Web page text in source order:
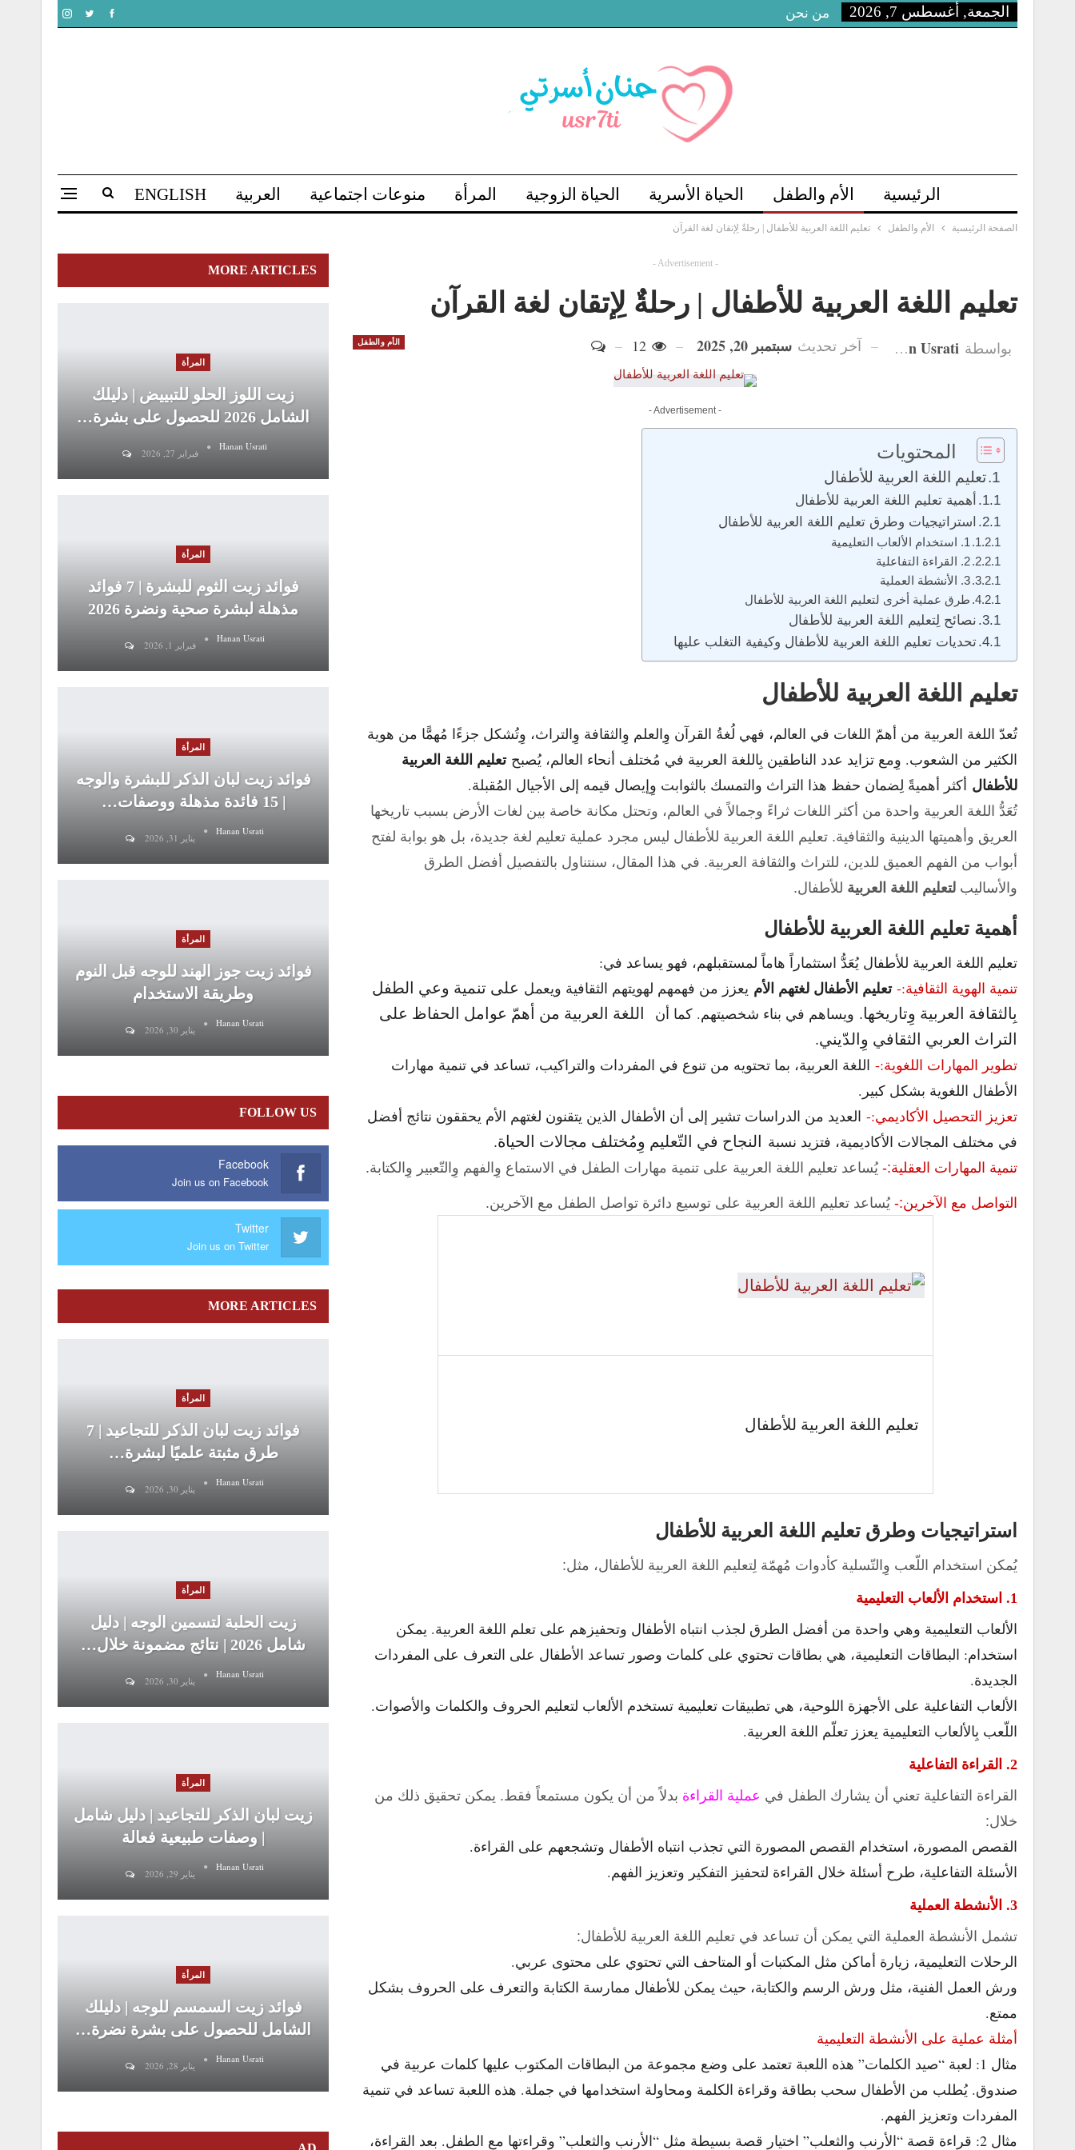
الجمعة, أغسطس 7, 2026 من نحن
الرئيسية الأم والطفل الحياة الأسرية الحياة الزوجية المرأة منوعات اجتماعية العربية ENGLISH
الصفحة الرئيسية الأم والطفل تعليم اللغة العربية للأطفال | رحلةٌ لِإتقان لغة القرآن
- Advertisement -
تعليم اللغة العربية للأطفال | رحلةٌ لِإتقان لغة القرآن
الأم والطفل بواسطة Hanan Usrati آخر تحديث سبتمبر 20, 2025
- Advertisement -
المحتويات
تعليم اللغة العربية للأطفال
أهمية تعليم اللغة العربية للأطفال
استراتيجيات وطرق تعليم اللغة العربية للأطفال
1. استخدام الألعاب التعليمية
2. القراءة التفاعلية
3. الأنشطة العملية
طرق عملية أخرى لتعليم اللغة العربية للأطفال
نصائح لِتعليم اللغة العربية للأطفال
تحديات تعليم اللغة العربية للأطفال وكيفية التغلب عليها
تعليم اللغة العربية للأطفال
تُعدّ اللغة العربية من أهمّ اللغات في العالم، فهي لُغةُ القرآن وِالعلم وِالثقافة وِالتراث، وِتُشكل جزءًا مُهمًّا من هوية
الكثير من الشعوب. وِمع تزايد عدد الناطقين بِاللغة العربية في مُختلف أنحاء العالم، يُصبحتعليم اللغة العربية
للأطفال أكثر أهميةً لِضمان حفظ هذا التراث والتمسك بالثوابت وِإيصال قيمه إلى الأجيال المُقبلة.
تُعَدُّ اللغة العربية واحدة من أكثر اللغات ثراءً وجمالاً في العالم، وتحتل مكانة خاصة بين لغات الأرض بسبب تاريخها
العريق وأهميتها الدينية والثقافية. تعليم اللغة العربية للأطفال ليس مجرد عملية تعليم لغة جديدة، بل هو بوابة لفتح
أبواب من الفهم العميق للدين، للتراث والثقافة العربية. في هذا المقال، سنتناول بالتفصيل أفضل الطرق
والأساليب لتعليم اللغة العربية للأطفال.
أهمية تعليم اللغة العربية للأطفال
تعليم اللغة العربية للأطفال يُعَدُّ استثماراً هاماً لمستقبلهم، فهو يساعد في:
تنمية الهوية الثقافية:- تعليم الأطفال لغتهم الأم يعزز من فهمهم لهويتهم الثقافية ويعمل على تنمية وعي الطفل
بِالثقافة العربية وِتاريخها. ويساهم في بناء شخصيتهم. كما أن
اللغة العربية من أهمّ عوامل الحفاظ على
التراث العربي الثقافي وِالدّيني.
تطوير المهارات اللغوية:- اللغة العربية، بما تحتويه من تنوع في المفردات والتراكيب، تساعد في تنمية مهارات
الأطفال اللغوية بشكل كبير.
تعزيز التحصيل الأكاديمي:- العديد من الدراسات تشير إلى أن الأطفال الذين يتقنون لغتهم الأم يحققون نتائج أفضل
في مختلف المجالات الأكاديمية، فتزيد نسبة النجاح في التّعليم وِمُختلف مجالات الحياة.
تنمية المهارات العقلية:- يُساعد تعليم اللغة العربية على تنمية مهارات الطفل في الاستماع وِالفهم وِالتّعبير وِالكتابة.
التواصل مع الآخرين:- يُساعد تعليم اللغة العربية على توسيع دائرة تواصل الطفل مع الآخرين.
تعليم اللغة العربية للأطفال
استراتيجيات وطرق تعليم اللغة العربية للأطفال
يُمكن استخدام اللّعب وِالتّسلية كأدوات مُهمّة لِتعليم اللغة العربية للأطفال، مثل:
1. استخدام الألعاب التعليمية
الألعاب التعليمية وهي واحدة من أفضل الطرق لجذب انتباه الأطفال وتحفيزهم على تعلم اللغة العربية. يمكن
استخدام: البطاقات التعليمية، هي بطاقات تحتوي على كلمات وصور تساعد الأطفال على التعرف على المفردات
الجديدة.
الألعاب التفاعلية على الأجهزة اللوحية، هي تطبيقات تعليمية تستخدم الألعاب لتعليم الحروف والكلمات والأصوات.
اللّعب بِالألعاب التعليمية يعزز تعلّم اللغة العربية.
2. القراءة التفاعلية
القراءة التفاعلية تعني أن يشارك الطفل في عملية القراءة بدلاً من أن يكون مستمعاً فقط. يمكن تحقيق ذلك من
خلال:
القصص المصورة، استخدام القصص المصورة التي تجذب انتباه الأطفال وتشجعهم على القراءة.
الأسئلة التفاعلية، طرح أسئلة خلال القراءة لتحفيز التفكير وتعزيز الفهم.
3. الأنشطة العملية
تشمل الأنشطة العملية التي يمكن أن تساعد في تعليم اللغة العربية للأطفال:
الرحلات التعليمية، زيارة أماكن مثل المكتبات أو المتاحف التي تحتوي على محتوى عربي.
ورش العمل الفنية، مثل ورش الرسم والكتابة، حيث يمكن للأطفال ممارسة الكتابة والتعرف على الحروف بشكل
ممتع.
أمثلة عملية على الأنشطة التعليمية
مثال 1: لعبة “صيد الكلمات” هذه اللعبة تعتمد على وضع مجموعة من البطاقات المكتوب عليها كلمات عربية في
صندوق. يُطلب من الأطفال سحب بطاقة وقراءة الكلمة ومحاولة استخدامها في جملة. هذه اللعبة تساعد في تنمية
المفردات وتعزيز الفهم.
مثال 2: قراءة قصة “الأرنب والثعلب” اختيار قصة بسيطة مثل “الأرنب والثعلب” وقراءتها مع الطفل. بعد القراءة،
MORE ARTICLES
المرأة
زيت اللوز الحلو للتبييض | دليلك
الشامل 2026 للحصول على بشرة…
Hanan Usrati
فبراير 27, 2026
المرأة
فوائد زيت الثوم للبشرة | 7 فوائد
مذهلة لبشرة صحية ونضرة 2026
Hanan Usrati
فبراير 1, 2026
المرأة
فوائد زيت لبان الذكر للبشرة والوجه
| 15 فائدة مذهلة ووصفات…
Hanan Usrati
يناير 31, 2026
المرأة
فوائد زيت جوز الهند للوجه قبل النوم
وطريقة الاستخدام
Hanan Usrati
يناير 30, 2026
FOLLOW US
Facebook
Join us on Facebook
Twitter
Join us on Twitter
MORE ARTICLES
المرأة
فوائد زيت لبان الذكر للتجاعيد | 7
طرق مثبتة علميًا لبشرة…
Hanan Usrati
يناير 30, 2026
المرأة
زيت الحلبة لتسمين الوجه | دليل
شامل 2026 | نتائج مضمونة خلال…
Hanan Usrati
يناير 30, 2026
المرأة
زيت لبان الذكر للتجاعيد | دليل شامل
| وصفات طبيعية فعالة
Hanan Usrati
يناير 29, 2026
المرأة
فوائد زيت السمسم للوجه | دليلك
الشامل للحصول على بشرة نضرة…
Hanan Usrati
يناير 28, 2026